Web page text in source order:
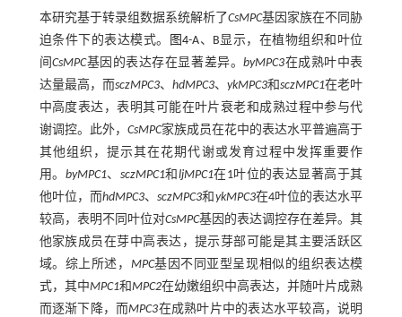
本研究基于转录组数据系统解析了CsMPC基因家族在不同胁
迫条件下的表达模式。
图4-A、B显示，在植物组织和叶位
间CsMPC基因的表达存在显著差异。byMPC3在成熟叶中表
达量最高，而sczMPC3、hdMPC3、ykMPC3和sczMPC1在老叶
中高度表达，表明其可能在叶片衰老和成熟过程中参与代
谢调控。此外， CsMPC家族成员在花中的表达水平普遍高于
其他组织，提示其在花期代谢或发育过程中发挥重要作
用。 byMPC1、 sczMPC1和 ljMPC1在1叶位的表达显著高于其
他叶位，而hdMPC3、sczMPC3和 ykMPC3在4叶位的表达水平
较高，表明不同叶位对CsMPC基因的表达调控存在差异。其
他家族成员在芽中高表达，提示芽部可能是其主要活跃区
域。综上所述， MPC基因不同亚型呈现相似的组织表达模
式，其中MPC1和MPC2在幼嫩组织中高表达，并随叶片成熟
而逐渐下降，而MPC3在成熟叶片中的表达水平较高，说明